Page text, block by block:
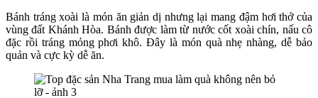
Bánh tráng xoài là món ăn giản dị nhưng lại mang đậm hơi thở của
vùng đất Khánh Hòa. Bánh được làm từ nước cốt xoài chín, nấu cô
đặc rồi tráng mỏng phơi khô. Đây là món quà nhẹ nhàng, dễ bảo
quản và cực kỳ dễ ăn.